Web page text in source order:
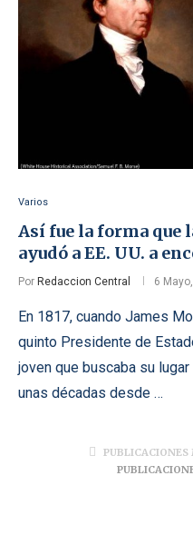
Varios
Así fue la forma
ayudó a EE. UU. a
Por Redaccion Central 6
En 1817, cuando James
quinto Presidente de
joven que buscaba su
unas décadas desde …
PUBLICACIONES